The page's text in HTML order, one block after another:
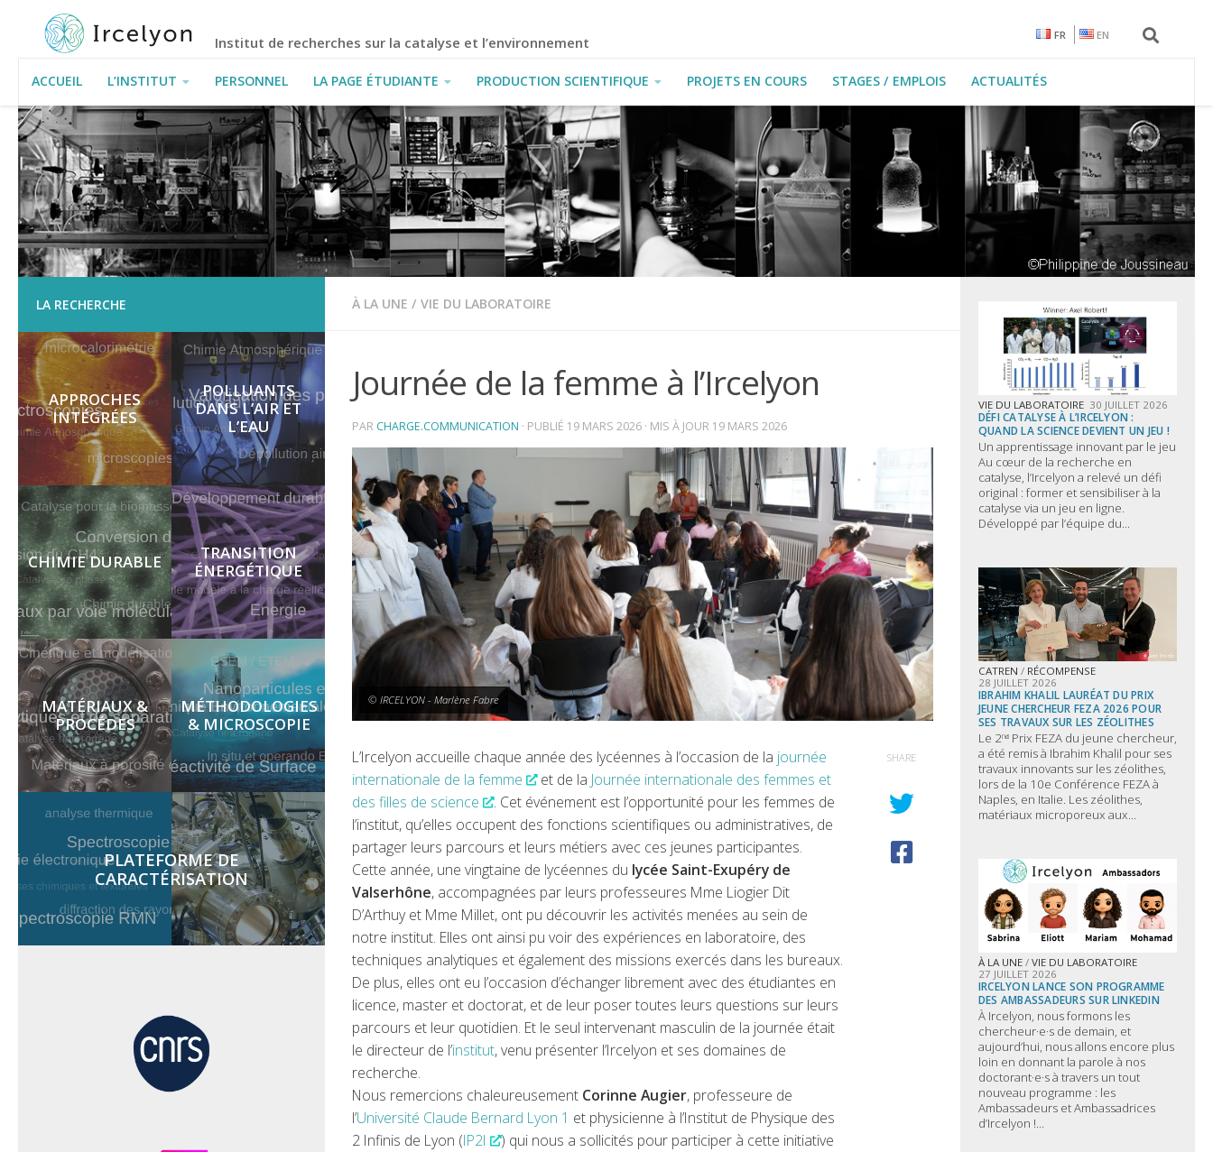
Institut de recherches sur la catalyse et l’environnement FR EN
ACCUEIL L’INSTITUT PERSONNEL LA PAGE ÉTUDIANTE PRODUCTION SCIENTIFIQUE PROJETS EN COURS STAGES / EMPLOIS ACTUALITÉS
INFORMATIONS PRATIQUES
À LA UNE / VIE DU LABORATOIRE
Journée de la femme à l’Ircelyon
PAR CHARGE.COMMUNICATION · PUBLIÉ 19 MARS 2026 · MIS À JOUR 19 MARS 2026
© IRCELYON - Marlène Fabre
L’Ircelyon accueille chaque année des lycéennes à l’occasion de la journée
internationale de la femme
et de la Journée internationale des femmes et
des filles de science
. Cet événement est l’opportunité pour les femmes de
l’institut, qu’elles occupent des fonctions scientifiques ou administratives, de
partager leurs parcours et leurs métiers avec ces jeunes participantes.
Cette année, une vingtaine de lycéennes du lycée Saint-Exupéry de
Valserhône, accompagnées par leurs professeures Mme Liogier Dit
D’Arthuy et Mme Millet, ont pu découvrir les activités menées au sein de
notre institut. Elles ont ainsi pu voir des expériences en laboratoire, des
techniques analytiques et également des missions exercés dans les bureaux.
De plus, elles ont eu l’occasion d’échanger librement avec des étudiantes en
licence, master et doctorat, et de leur poser toutes leurs questions sur leurs
parcours et leur quotidien. Et le seul intervenant masculin de la journée était
le directeur de l’institut, venu présenter l’Ircelyon et ses domaines de
recherche.
Nous remercions chaleureusement Corinne Augier, professeure de
l’Université Claude Bernard Lyon 1 et physicienne à l’Institut de Physique des
2 Infinis de Lyon (IP2I
) qui nous a sollicités pour participer à cette initiative
SHARE
LA RECHERCHE
APPROCHES
INTÉGRÉES
POLLUANTS
DANS L’AIR ET
L’EAU
CHIMIE DURABLE
TRANSITION
ÉNERGÉTIQUE
MATÉRIAUX &
PROCÉDES
MÉTHODOLOGIES
& MICROSCOPIE
PLATEFORME DE
CARACTÉRISATION
VIE DU LABORATOIRE 30 JUILLET 2026
DÉFI CATALYSE À L’IRCELYON :
QUAND LA SCIENCE DEVIENT UN JEU !
Un apprentissage innovant par le jeu
Au cœur de la recherche en
catalyse, l’Ircelyon a relevé un défi
original : former et sensibiliser à la
catalyse via un jeu en ligne.
Développé par l’équipe du...
CATREN / RÉCOMPENSE
28 JUILLET 2026
IBRAHIM KHALIL LAURÉAT DU PRIX
JEUNE CHERCHEUR FEZA 2026 POUR
SES TRAVAUX SUR LES ZÉOLITHES
Le 2ⁿᵈ Prix FEZA du jeune chercheur,
a été remis à Ibrahim Khalil pour ses
travaux innovants sur les zéolithes,
lors de la 10e Conférence FEZA à
Naples, en Italie. Les zéolithes,
matériaux microporeux aux...
À LA UNE / VIE DU LABORATOIRE
27 JUILLET 2026
IRCELYON LANCE SON PROGRAMME
DES AMBASSADEURS SUR LINKEDIN
À Ircelyon, nous formons les
chercheur·e·s de demain, et
aujourd’hui, nous allons encore plus
loin en donnant la parole à nos
doctorant·e·s à travers un tout
nouveau programme : les
Ambassadeurs et Ambassadrices
d’Ircelyon !...